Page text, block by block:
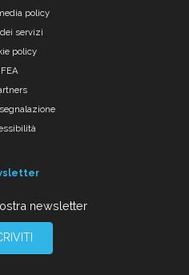
policy
servizi
policy
FEA
newsletter